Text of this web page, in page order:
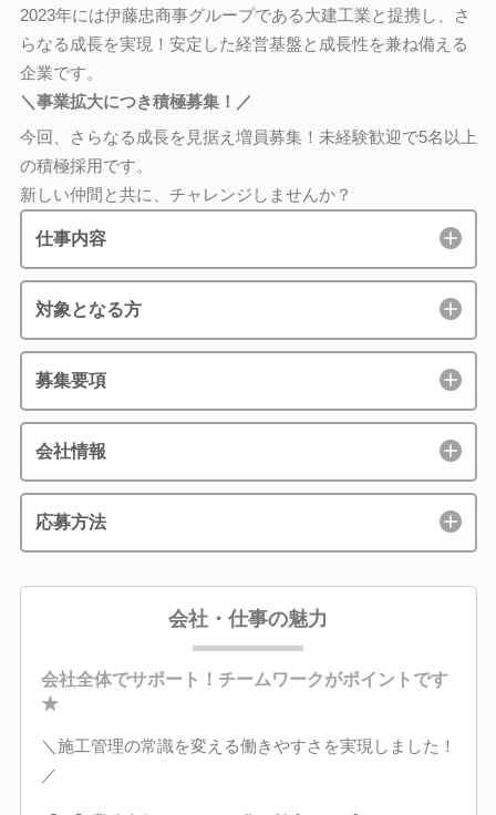
2023年には伊藤忠商事グループである大建工業と提携し、さ
らなる成長を実現！安定した経営基盤と成長性を兼ね備える
企業です。
＼事業拡大につき積極募集！／
今回、さらなる成長を見据え増員募集！未経験歓迎で5名以上
の積極採用です。
新しい仲間と共に、チャレンジしませんか？
仕事内容
対象となる方
募集要項
会社情報
応募方法
会社・仕事の魅力
会社全体でサポート！チームワークがポイントです
★
＼施工管理の常識を変える働きやすさを実現しました！
／